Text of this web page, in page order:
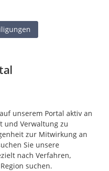
unserem Portal aktiv an
und Verwaltung zu
zur Mitwirkung an
Sie unsere
nach Verfahren,
suchen.